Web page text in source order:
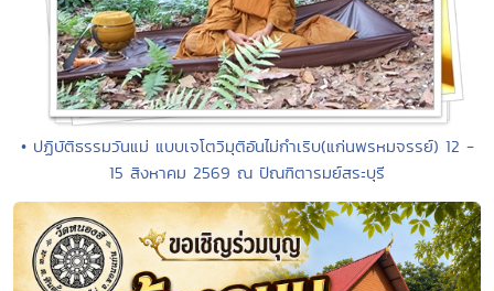
• ปฏิบัติธรรมวันแม่ แบบเจโตวิมุติอันไม่กำเริบ(แก่นพรหมจรรย์) 12 -
15 สิงหาคม 2569 ณ ปัณฑิตารมย์สระบุรี